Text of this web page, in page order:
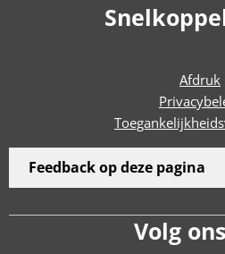
Afdruk
Feedback op deze pagina
Volg